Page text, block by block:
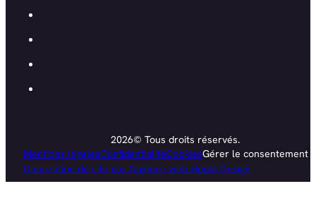
2026© Tous droits réservés.
Mentions légalesConfidentialitéCookiesGérer le consentement
Conception du site par l'agence web Hopla Design